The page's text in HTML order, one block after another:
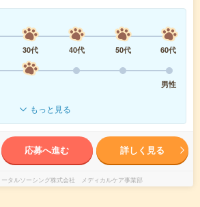
30代 40代 50代
60代
男性
もっと見る
応募へ進む 詳しく見る
ータルソーシング株式会社 メディカルケア事業部